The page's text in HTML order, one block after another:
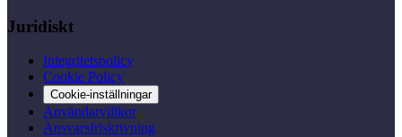
Juridiskt
Integritetspolicy
Cookie Policy
Cookie-inställningar
Användarvillkor
Ansvarsfriskrivning